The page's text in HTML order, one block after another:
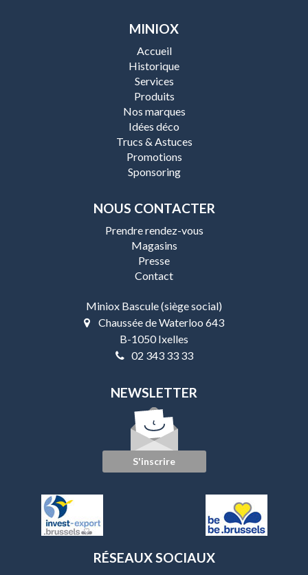
MINIOX
Accueil
Historique
Services
Produits
Nos marques
Idées déco
Trucs & Astuces
Promotions
Sponsoring
NOUS CONTACTER
Prendre rendez-vous
Magasins
Presse
Contact
Miniox Bascule (siège social)
Chaussée de Waterloo 643
B-1050 Ixelles
02 343 33 33
NEWSLETTER
S'inscrire
RÉSEAUX SOCIAUX